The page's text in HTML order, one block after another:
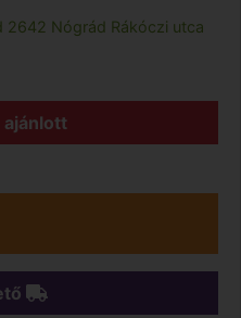
2642 Nógrád Rákóczi utca
ajánlott